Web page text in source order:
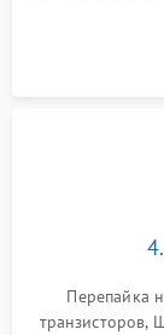
питания
Перепайка